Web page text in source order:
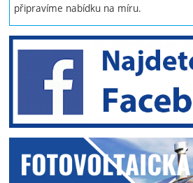
připravíme nabídku na míru.